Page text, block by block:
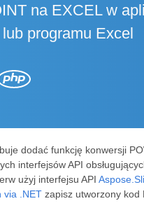
na EXCEL w
lub programu Excel
dodać funkcję konwersji
interfejsów API
użyj interfejsu API
via .NET zapisz utworzony kod